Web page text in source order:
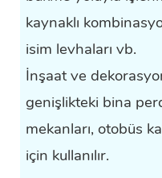
kaynaklı
isim levhaları vb.
İnşaat ve
genişlikteki bina
mekanları, otobüs
için kullanılır.